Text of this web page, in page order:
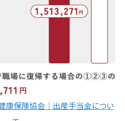
康保険協会｜出産手当金につい